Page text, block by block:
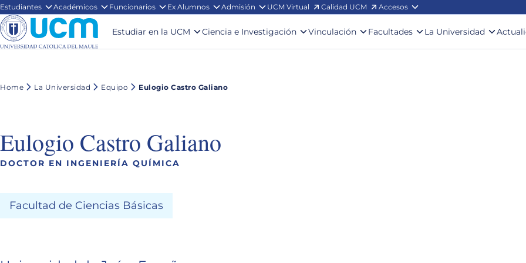
Estudiantes Académicos Funcionarios Ex Alumnos Admisión UCM Virtual Calidad UCM Accesos
Estudiar en la UCM Ciencia e Investigación Vinculación Facultades La Universidad
Home La Universidad Equipo Eulogio Castro Galiano
Eulogio Castro Galiano
DOCTOR EN INGENIERÍA QUÍMICA
Facultad de Ciencias Básicas